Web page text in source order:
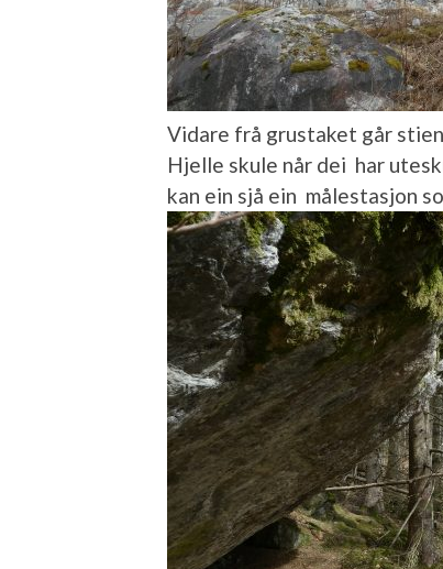
Vidare frå grustaket går
Hjelle skule når dei har
kan ein sjå ein målestasjon